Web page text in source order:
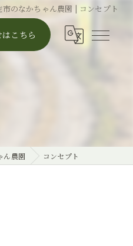
のなかちゃん農園 | コンセプト
こちら
ん農園 コンセプト